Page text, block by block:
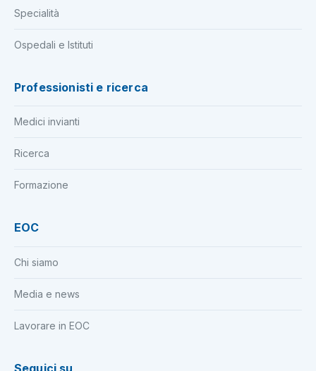
Specialità
Ospedali e Istituti
Professionisti e ricerca
Medici invianti
Ricerca
Formazione
EOC
Chi siamo
Media e news
Lavorare in EOC
Seguici su